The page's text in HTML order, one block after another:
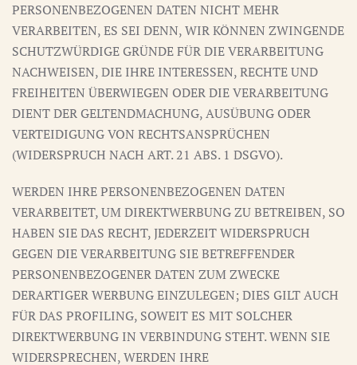
PERSONENBEZOGENEN DATEN NICHT MEHR
VERARBEITEN, ES SEI DENN, WIR KÖNNEN ZWINGENDE
SCHUTZWÜRDIGE GRÜNDE FÜR DIE VERARBEITUNG
NACHWEISEN, DIE IHRE INTERESSEN, RECHTE UND
FREIHEITEN ÜBERWIEGEN ODER DIE VERARBEITUNG
DIENT DER GELTENDMACHUNG, AUSÜBUNG ODER
VERTEIDIGUNG VON RECHTSANSPRÜCHEN
(WIDERSPRUCH NACH ART. 21 ABS. 1 DSGVO).
WERDEN IHRE PERSONENBEZOGENEN DATEN
VERARBEITET, UM DIREKTWERBUNG ZU BETREIBEN, SO
HABEN SIE DAS RECHT, JEDERZEIT WIDERSPRUCH
GEGEN DIE VERARBEITUNG SIE BETREFFENDER
PERSONENBEZOGENER DATEN ZUM ZWECKE
DERARTIGER WERBUNG EINZULEGEN; DIES GILT AUCH
FÜR DAS PROFILING, SOWEIT ES MIT SOLCHER
DIREKTWERBUNG IN VERBINDUNG STEHT. WENN SIE
WIDERSPRECHEN, WERDEN IHRE